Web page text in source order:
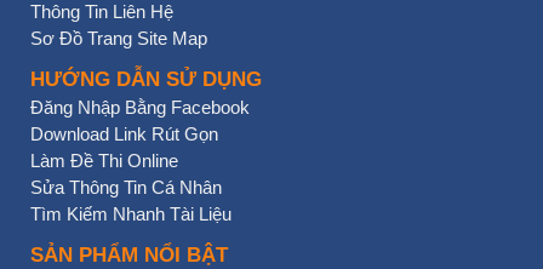
Thông Tin Liên Hệ
Sơ Đồ Trang Site Map
HƯỚNG DẪN SỬ DỤNG
Đăng Nhập Bằng Facebook
Download Link Rút Gọn
Làm Đề Thi Online
Sửa Thông Tin Cá Nhân
Tìm Kiếm Nhanh Tài Liệu
SẢN PHẨM NỔI BẬT